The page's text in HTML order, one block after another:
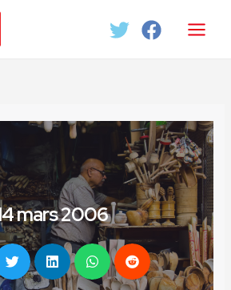
mars 2006